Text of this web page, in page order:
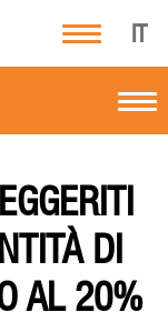
IT
DI
AL 20%